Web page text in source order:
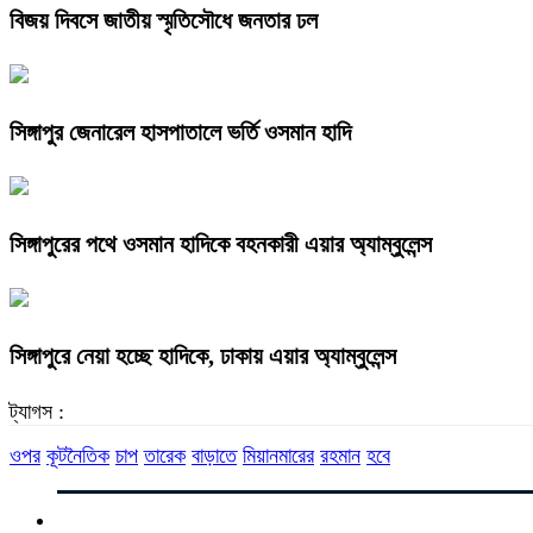
বিজয় দিবসে জাতীয় স্মৃতিসৌধে জনতার ঢল
সিঙ্গাপুর জেনারেল হাসপাতালে ভর্তি ওসমান হাদি
সিঙ্গাপুরের পথে ওসমান হাদিকে বহনকারী এয়ার অ্যাম্বুলেন্স
সিঙ্গাপুরে নেয়া হচ্ছে হাদিকে, ঢাকায় এয়ার অ্যাম্বুলেন্স
ট্যাগস :
ওপর কূটনৈতিক চাপ তারেক বাড়াতে মিয়ানমারের রহমান হবে